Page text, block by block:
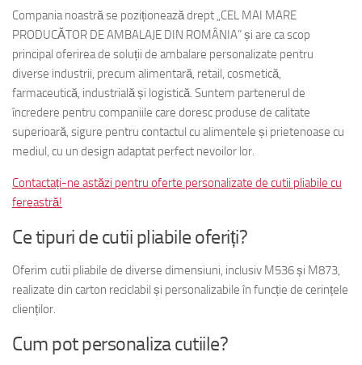
Compania noastră se poziționează drept „CEL MAI MARE
PRODUCĂTOR DE AMBALAJE DIN ROMÂNIA” și are ca scop
principal oferirea de soluții de ambalare personalizate pentru
diverse industrii, precum alimentară, retail, cosmetică,
farmaceutică, industrială și logistică. Suntem partenerul de
încredere pentru companiile care doresc produse de calitate
superioară, sigure pentru contactul cu alimentele și prietenoase cu
mediul, cu un design adaptat perfect nevoilor lor.
Contactați-ne astăzi pentru oferte personalizate de cutii pliabile cu
fereastră!
Ce tipuri de cutii pliabile oferiți?
Oferim cutii pliabile de diverse dimensiuni, inclusiv M536 și M873,
realizate din carton reciclabil și personalizabile în funcție de cerințele
clienților.
Cum pot personaliza cutiile?